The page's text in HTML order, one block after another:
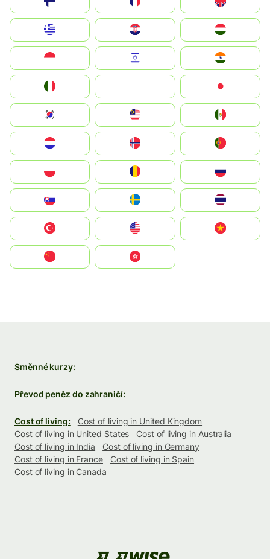
Magyarország
South Korea
United States
中國香港特別行政區
Směnné kurzy:
Převod peněz do zahraničí:
Cost of living:
Cost of living in United Kingdom
Cost of living in United States
Cost of living in Australia
Cost of living in India
Cost of living in Germany
Cost of living in France
Cost of living in Spain
Cost of living in Canada